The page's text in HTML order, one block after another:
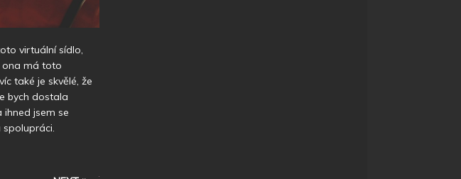
virtuální sídlo,
ona má toto
také je skvělé, že
bych dostala
ihned jsem se